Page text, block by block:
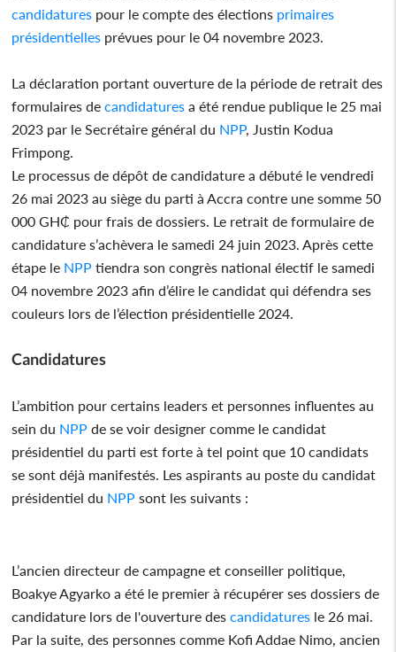
candidatures pour le compte des élections primaires
présidentielles prévues pour le 04 novembre 2023.
La déclaration portant ouverture de la période de retrait des
formulaires de candidatures a été rendue publique le 25 mai
2023 par le Secrétaire général du NPP, Justin Kodua
Frimpong.
Le processus de dépôt de candidature a débuté le vendredi
26 mai 2023 au siège du parti à Accra contre une somme 50
000 GH₵ pour frais de dossiers. Le retrait de formulaire de
candidature s’achèvera le samedi 24 juin 2023. Après cette
étape le NPP tiendra son congrès national électif le samedi
04 novembre 2023 afin d’élire le candidat qui défendra ses
couleurs lors de l’élection présidentielle 2024.
Candidatures
L’ambition pour certains leaders et personnes influentes au
sein du NPP de se voir designer comme le candidat
présidentiel du parti est forte à tel point que 10 candidats
se sont déjà manifestés. Les aspirants au poste du candidat
présidentiel du NPP sont les suivants :
L’ancien directeur de campagne et conseiller politique,
Boakye Agyarko a été le premier à récupérer ses dossiers de
candidature lors de l'ouverture des candidatures le 26 mai.
Par la suite, des personnes comme Kofi Addae Nimo, ancien